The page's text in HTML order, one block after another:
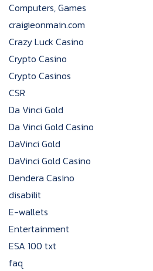
Computers, Games
craigieonmain.com
Crazy Luck Casino
Crypto Casino
Crypto Casinos
CSR
Da Vinci Gold
Da Vinci Gold Casino
DaVinci Gold
DaVinci Gold Casino
Dendera Casino
disabilit
E-wallets
Entertainment
ESA 100 txt
faq